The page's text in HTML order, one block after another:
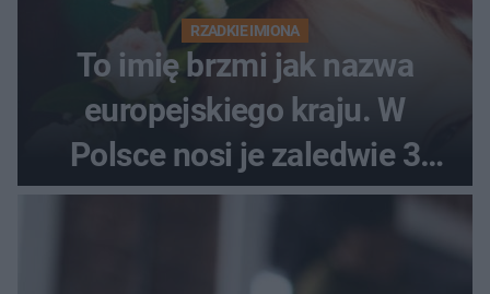
RZADKIE IMIONA
To imię brzmi jak nazwa
europejskiego kraju. W
Polsce nosi je zaledwie 3
kobiety